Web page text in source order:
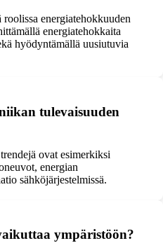
energiatehokkuuden
energiatehokkaita
hyödyntämällä uusiutuvia
tulevaisuuden
ovat esimerkiksi
energian
sähköjärjestelmissä.
ympäristöön?